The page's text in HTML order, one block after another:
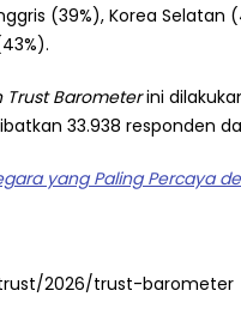
(39%), Korea Selatan
Trust Barometerini
33.938 responden
yang Paling Percaya
2026/trust-barometer